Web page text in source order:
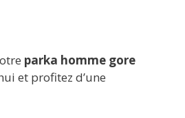
parka homme gore
et profitez d’une